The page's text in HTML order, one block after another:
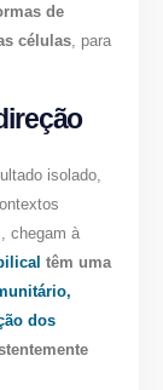
de
células, para
isolado,
chegam à
têm uma
dos